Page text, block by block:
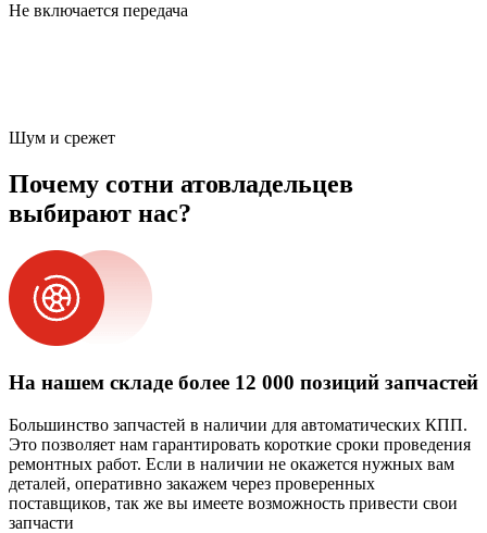
Не включается передача
Шум и срежет
Почему сотни атовладельцев
выбирают нас?
На нашем складе более 12 000 позиций запчастей
Большинство запчастей в наличии для автоматических КПП.
Это позволяет нам гарантировать короткие сроки проведения
ремонтных работ. Если в наличии не окажется нужных вам
деталей, оперативно закажем через проверенных
поставщиков, так же вы имеете возможность привести свои
запчасти